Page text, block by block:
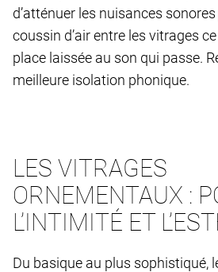
d’atténuer les nuisances
coussin d’air entre les vitrages
place laissée au son qui passe.
meilleure isolation phonique.
LES VITRAGES
ORNEMENTAUX :
L’INTIMITÉ ET
Du basique au plus sophistiqué,